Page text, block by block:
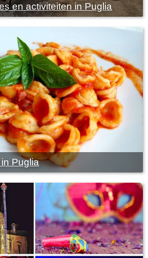
en activiteiten in Puglia
Puglia